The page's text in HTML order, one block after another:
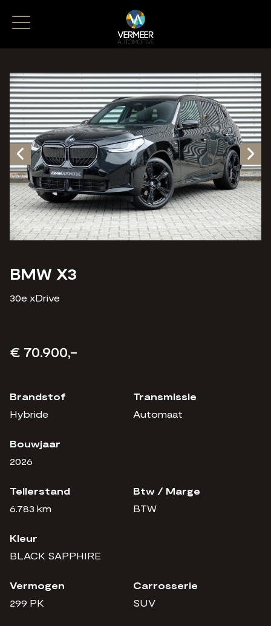
BMW X3
30e xDrive
€ 70.900,-
Brandstof
Hybride
Transmissie
Automaat
Bouwjaar
2026
Tellerstand
6.783 km
Btw / Marge
BTW
Kleur
BLACK SAPPHIRE
Vermogen
299 PK
Carrosserie
SUV